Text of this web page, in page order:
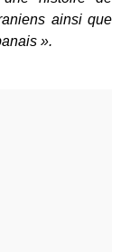
ainsi que
».